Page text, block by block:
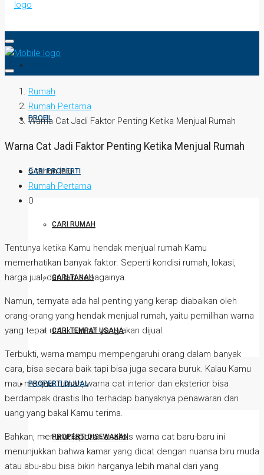
PROFIL
CARI PROPERTI
CARI RUMAH
CARI TANAH
CARI TEMPAT USAHA
PROPERTI DIJUAL
PROPERTI DISEWAKAN
Rumah
Rumah Pertama
Warna Cat Jadi Faktor Penting Ketika Menjual Rumah
Warna Cat Jadi Faktor Penting Ketika Menjual Rumah
5 tahun lalu
Rumah Pertama
0
Tentunya ketika Kamu hendak menjual rumah Kamu
memerhatikan banyak faktor. Seperti kondisi rumah, lokasi,
harga jual, dan lain sebagainya.
Namun, ternyata ada hal penting yang kerap diabaikan oleh
orang-orang yang hendak menjual rumah, yaitu pemilihan warna
yang tepat untuk rumah yang akan dijual.
Terbukti, warna mampu mempengaruhi orang dalam banyak
cara, bisa secara baik tapi bisa juga secara buruk. Kalau Kamu
mau menjual rumah, warna cat interior dan eksterior bisa
berdampak drastis lho terhadap banyaknya penawaran dan
uang yang bakal Kamu terima.
Bahkan, menurut laporan analisis warna cat baru-baru ini
menunjukkan bahwa kamar yang dicat dengan nuansa biru muda
atau abu-abu bisa bikin harganya lebih mahal dari yang